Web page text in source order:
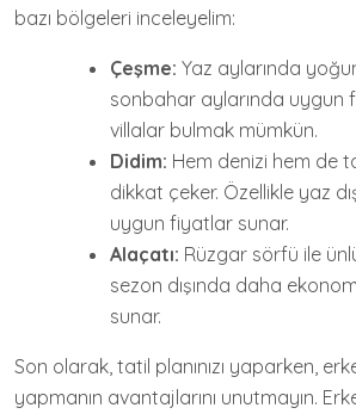
bazı bölgeleri inceleyelim:
Çeşme: Yaz aylarında
sonbahar aylarında uygun
villalar bulmak mümkün.
Didim: Hem denizi hem de
dikkat çeker. Özellikle yaz
uygun fiyatlar sunar.
Alaçatı: Rüzgar sörfü ile
sezon dışında daha
sunar.
Son olarak, tatil planınızı yaparken,
yapmanın avantajlarını unutmayın.